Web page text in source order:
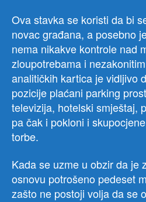
Ova stavka se koristi da bi
novac građana, a posebno
nema nikakve kontrole nad
zloupotrebama i
analitičkih kartica je vidljivo
pozicije plaćani parking
televizija, hotelski smještaj,
pa čak i pokloni i
torbe.
Kada se uzme u obzir da je
osnovu potrošeno pedeset
zašto ne postoji volja da se